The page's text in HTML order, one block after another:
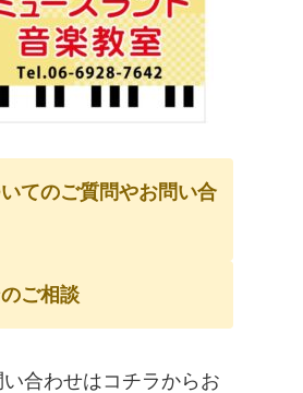
てのご質問やお問い合
ご相談
合わせはコチラからお